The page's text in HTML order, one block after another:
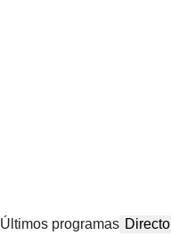
Últimos programas Directo